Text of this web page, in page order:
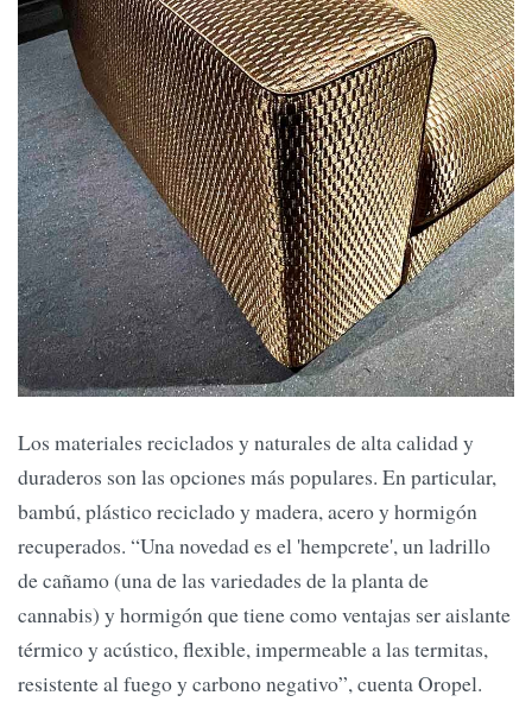
Los materiales reciclados y naturales de alta calidad y
duraderos son las opciones más populares. En particular,
bambú, plástico reciclado y madera, acero y hormigón
recuperados. “Una novedad es el 'hempcrete', un ladrillo
de cañamo (una de las variedades de la planta de
cannabis) y hormigón que tiene como ventajas ser aislante
térmico y acústico, flexible, impermeable a las termitas,
resistente al fuego y carbono negativo”, cuenta Oropel.